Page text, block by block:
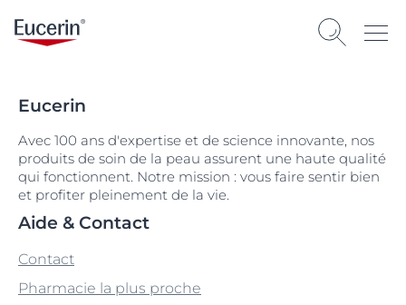
Eucerin
Avec 100 ans d'expertise et de science innovante, nos
produits de soin de la peau assurent une haute qualité
qui fonctionnent. Notre mission : vous faire sentir bien
et profiter pleinement de la vie.
Aide & Contact
Contact
Pharmacie la plus proche